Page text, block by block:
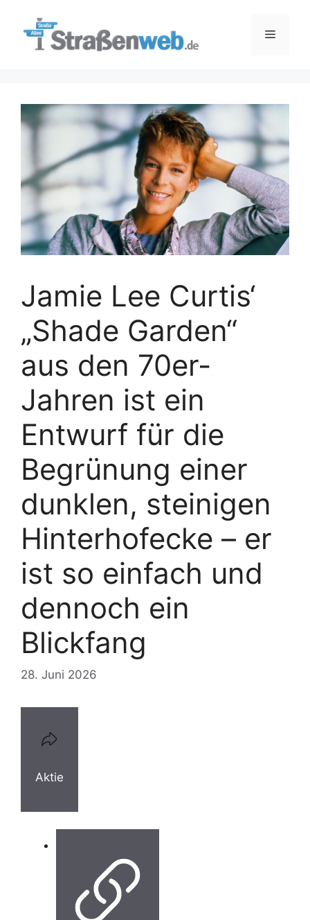
Menü
Jamie Lee Curtis‘
„Shade Garden“
aus den 70er-
Jahren ist ein
Entwurf für die
Begrünung einer
dunklen, steinigen
Hinterhofecke – er
ist so einfach und
dennoch ein
Blickfang
28. Juni 2026
Aktie